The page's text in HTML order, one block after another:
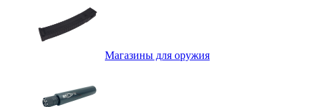
Магазины для оружия